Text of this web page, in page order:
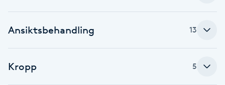
K18
Ansiktsbehandling 13
Kropp 5